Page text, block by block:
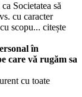
Societatea să
cu caracter
scopu... citește
în
care vă rugăm sa
cu toate